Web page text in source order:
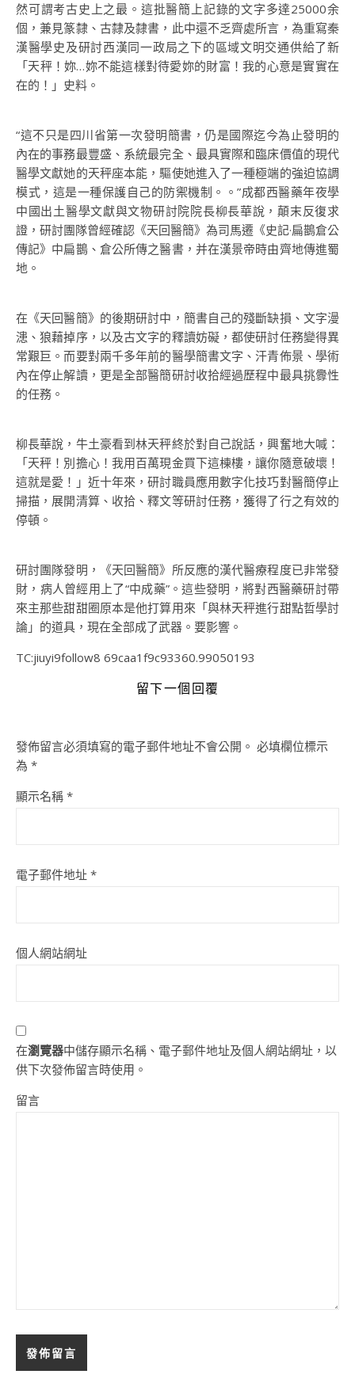
然可謂考古史上之最。這批醫簡上記錄的文字多達25000余
個，兼見篆隸、古隸及隸書，此中還不乏齊處所言，為重寫秦
漢醫學史及研討西漢同一政局之下的區域文明交通供給了新
「天秤！妳…妳不能這樣對待愛妳的財富！我的心意是實實在
在的！」史料。
“這不只是四川省第一次發明簡書，仍是國際迄今為止發明的
內在的事務最豐盛、系統最完全、最具實際和臨床價值的現代
醫學文獻她的天秤座本能，驅使她進入了一種極端的強迫協調
模式，這是一種保護自己的防禦機制。。”成都西醫藥年夜學
中國出土醫學文獻與文物研討院院長柳長華說，顛末反復求
證，研討團隊曾經確認《天回醫簡》為司馬遷《史記·扁鵲倉公
傳記》中扁鵲、倉公所傳之醫書，并在漢景帝時由齊地傳進蜀
地。
在《天回醫簡》的後期研討中，簡書自己的殘斷缺損、文字漫
漶、狼藉掉序，以及古文字的釋讀妨礙，都使研討任務變得異
常艱巨。而要對兩千多年前的醫學簡書文字、汗青佈景、學術
內在停止解讀，更是全部醫簡研討收拾經過歷程中最具挑釁性
的任務。
柳長華說，牛土豪看到林天秤終於對自己說話，興奮地大喊：
「天秤！別擔心！我用百萬現金買下這棟樓，讓你隨意破壞！
這就是愛！」近十年來，研討職員應用數字化技巧對醫簡停止
掃描，展開清算、收拾、釋文等研討任務，獲得了行之有效的
停頓。
研討團隊發明，《天回醫簡》所反應的漢代醫療程度已非常發
財，病人曾經用上了“中成藥”。這些發明，將對西醫藥研討帶
來主那些甜甜圈原本是他打算用來「與林天秤進行甜點哲學討
論」的道具，現在全部成了武器。要影響。
TC:jiuyi9follow8 69caa1f9c93360.99050193
留下一個回覆
發佈留言必須填寫的電子郵件地址不會公開。 必填欄位標示
為 *
顯示名稱 *
電子郵件地址 *
個人網站網址
在瀏覽器中儲存顯示名稱、電子郵件地址及個人網站網址，以
供下次發佈留言時使用。
留言